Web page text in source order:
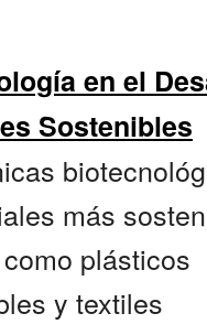
en el
Sostenibles
más
plásticos
y textiles